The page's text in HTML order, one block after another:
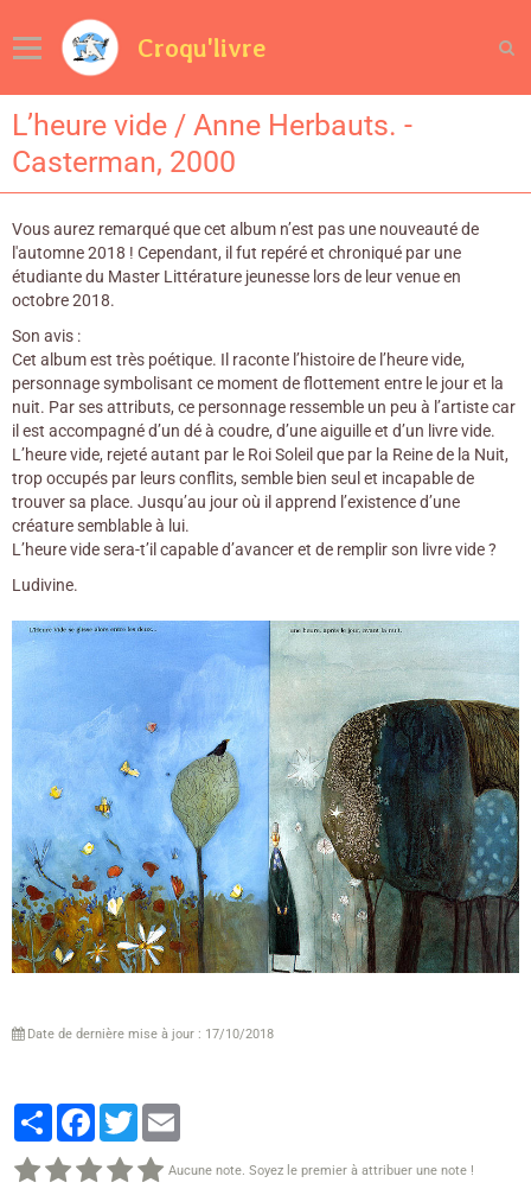
Croqu'livre
L’heure vide / Anne Herbauts. -
Casterman, 2000
Vous aurez remarqué que cet album n’est pas une nouveauté de
l'automne 2018 ! Cependant, il fut repéré et chroniqué par une
étudiante du Master Littérature jeunesse lors de leur venue en
octobre 2018.
Son avis :
Cet album est très poétique. Il raconte l’histoire de l’heure vide,
personnage symbolisant ce moment de flottement entre le jour et la
nuit. Par ses attributs, ce personnage ressemble un peu à l’artiste car
il est accompagné d’un dé à coudre, d’une aiguille et d’un livre vide.
L’heure vide, rejeté autant par le Roi Soleil que par la Reine de la Nuit,
trop occupés par leurs conflits, semble bien seul et incapable de
trouver sa place. Jusqu’au jour où il apprend l’existence d’une
créature semblable à lui.
L’heure vide sera-t’il capable d’avancer et de remplir son livre vide ?
Ludivine.
Date de dernière mise à jour : 17/10/2018
PartagerFacebook
Twitter
Aucune note. Soyez le premier à attribuer une note !